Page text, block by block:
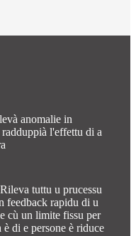
anomalie in
l'effettu di a
tuttu u prucessu
feedback rapidu di u
cù un limite fissu per
di e persone è riduce